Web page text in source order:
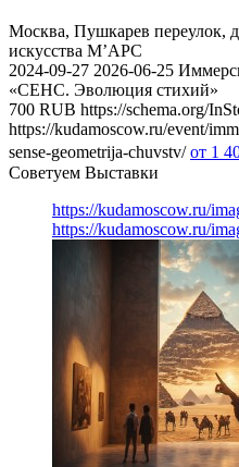
Москва, Пушкарев переулок,
искусства М’АРС
2024-09-27 2026-06-25
«СЕНС. Эволюция стихий»
700 RUB https://schema.org/
https://kudamoscow.ru/event/
sense-geometrija-chuvstv/ от 1
Советуем Выставки
https://kudamoscow.ru/
https://kudamoscow.ru/